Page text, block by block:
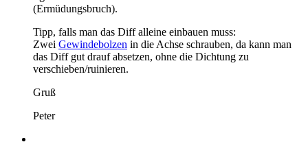
(Ermüdungsbruch).
Tipp, falls man das Diff alleine einbauen muss:
Zwei Gewindebolzen in die Achse schrauben, da kann man
das Diff gut drauf absetzen, ohne die Dichtung zu
verschieben/ruinieren.
Gruß
Peter